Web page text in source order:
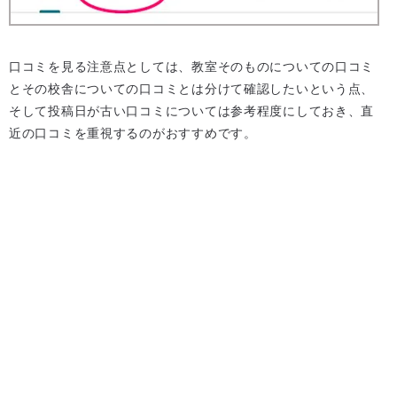
口コミを見る注意点としては、教室そのものについての口コミ
とその校舎についての口コミとは分けて確認したいという点、
そして投稿日が古い口コミについては参考程度にしておき、直
近の口コミを重視するのがおすすめです。